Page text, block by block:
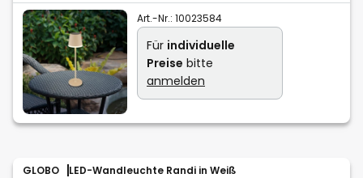
Art.-Nr.: 10023584
Für individuelle
Preise bitte
anmelden
GLOBO LED-Wandleuchte Randi in Weiß